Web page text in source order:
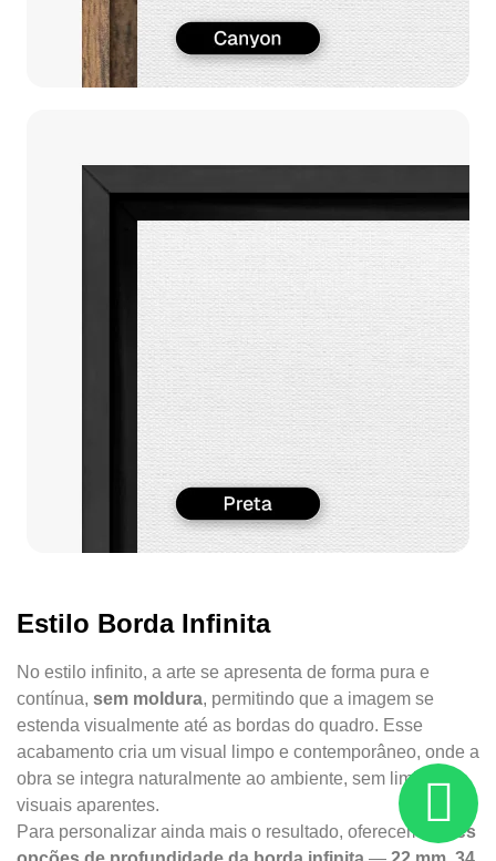
Estilo Borda Infinita
No estilo infinito, a arte se apresenta de forma pura e
contínua, sem moldura, permitindo que a imagem se
estenda visualmente até as bordas do quadro. Esse
acabamento cria um visual limpo e contemporâneo, onde a
obra se integra naturalmente ao ambiente, sem limites
visuais aparentes.
Para personalizar ainda mais o resultado, oferecemos
três